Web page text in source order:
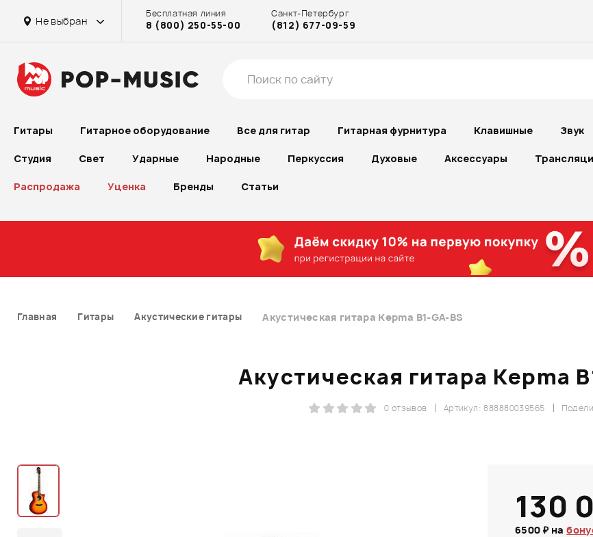
Не выбран
Бесплатная линия
8 (800) 250-55-00
Санкт-Петербург
(812) 677-09-59
Гитары Гитарное оборудование Все для гитар Гитарная фурнитура Клавишные Звук
Студия Свет Ударные Народные Перкуссия Духовые Аксессуары
Распродажа Уценка Бренды Статьи
Главная Гитары Акустические гитары Акустическая гитара Kepma B1-GA-BS
Акустическая гитара Kepma
Артикул: 888880039565
0 отзывов
130
6500 ₽ на